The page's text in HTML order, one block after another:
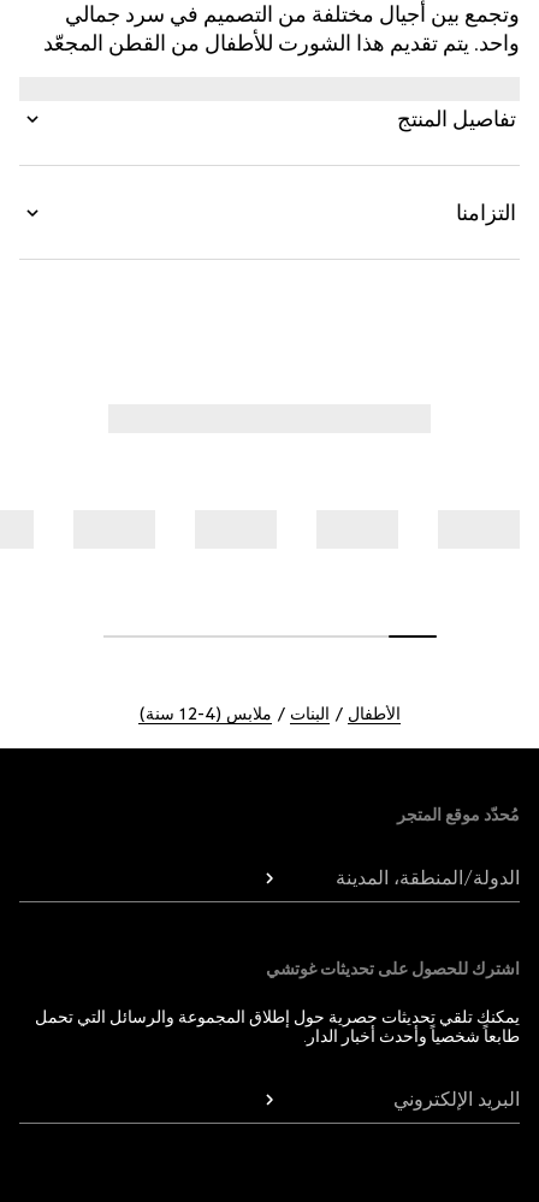
وتجمع بين أجيال مختلفة من التصميم في سرد جمالي
واحد. يتم تقديم هذا الشورت للأطفال من القطن المجعّد
تفاصيل المنتج
التزامنا
الأطفال البنات ملابس (4-12 سنة)
مُحدّد موقع المتجر
الدولة/المنطقة، المدينة
اشترك للحصول على تحديثات غوتشي
يمكنك تلقي تحديثات حصرية حول إطلاق المجموعة والرسائل التي تحمل
طابعاً شخصياً وأحدث أخبار الدار.
البريد الإلكتروني